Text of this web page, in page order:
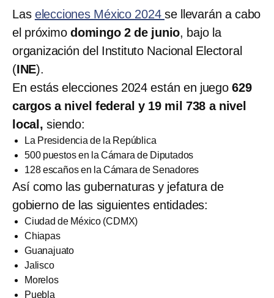
Las elecciones México 2024se llevarán a cabo
el próximo domingo 2 de junio, bajo la
organización del Instituto Nacional Electoral
(INE).
En estás elecciones 2024 están en juego629
cargos a nivel federal y 19 mil 738 a nivel
local,siendo:
La Presidencia de la República
500 puestos en la Cámara de Diputados
128 escaños en la Cámara de Senadores
Así como las gubernaturas y jefatura de
gobierno de las siguientes entidades:
Ciudad de México (CDMX)
Chiapas
Guanajuato
Jalisco
Morelos
Puebla